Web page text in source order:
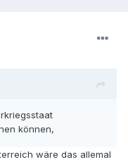
können,
wäre das allemal